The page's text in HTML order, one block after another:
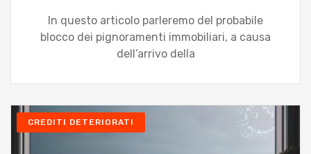
In questo articolo parleremo del probabile
blocco dei pignoramenti immobiliari, a causa
dell’arrivo della
CREDITI DETERIORATI